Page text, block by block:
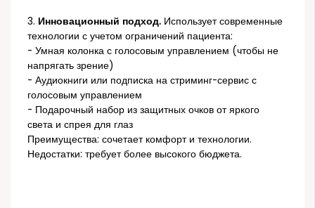
3. Инновационный подход. Использует современные
технологии с учетом ограничений пациента:
- Умная колонка с голосовым управлением (чтобы не
напрягать зрение)
- Аудиокниги или подписка на стриминг-сервис с
голосовым управлением
- Подарочный набор из защитных очков от яркого
света и спрея для глаз
Преимущества: сочетает комфорт и технологии.
Недостатки: требует более высокого бюджета.